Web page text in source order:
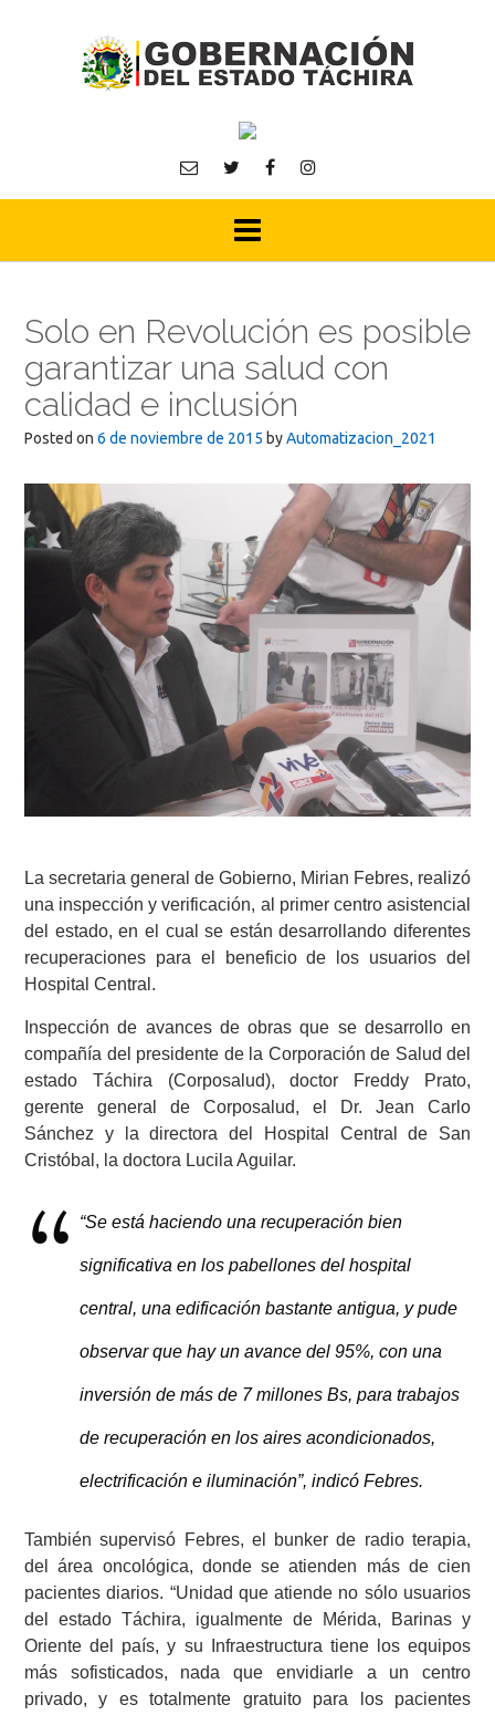
Solo en Revolución es posible
garantizar una salud con
calidad e inclusión
Posted on 6 de noviembre de 2015 byAutomatizacion_2021
La secretaria general de Gobierno, Mirian Febres, realizó
una inspección y verificación, al primer centro asistencial
del estado, en el cual se están desarrollando diferentes
recuperaciones para el beneficio de los usuarios del
Hospital Central.
Inspección de avances de obras que se desarrollo en
compañía del presidente de la Corporación de Salud del
estado Táchira (Corposalud), doctor Freddy Prato,
gerente general de Corposalud, el Dr. Jean Carlo
Sánchez y la directora del Hospital Central de San
Cristóbal, la doctora Lucila Aguilar.
“Se está haciendo una recuperación bien
significativa en los pabellones del hospital
central, una edificación bastante antigua, y pude
observar que hay un avance del 95%, con una
inversión de más de 7 millones Bs, para trabajos
de recuperación en los aires acondicionados,
electrificación e iluminación”, indicó Febres.
También supervisó Febres, el bunker de radio terapia,
del área oncológica, donde se atienden más de cien
pacientes diarios. “Unidad que atiende no sólo usuarios
del estado Táchira, igualmente de Mérida, Barinas y
Oriente del país, y su Infraestructura tiene los equipos
más sofisticados, nada que envidiarle a un centro
privado, y es totalmente gratuito para los pacientes